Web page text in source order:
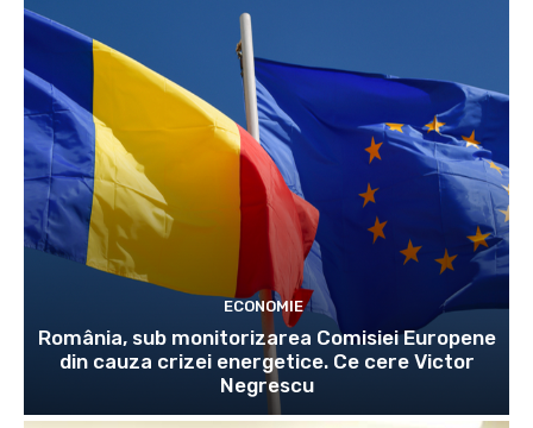
ECONOMIE
România, sub monitorizarea Comisiei Europene
din cauza crizei energetice. Ce cere Victor
Negrescu